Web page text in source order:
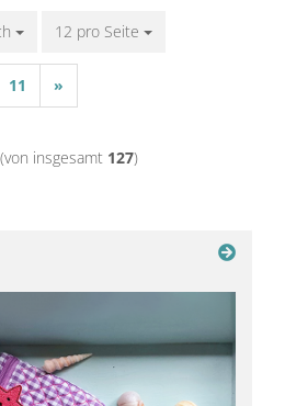
12 pro Seite
pro Seite
11 »
(von insgesamt 127)